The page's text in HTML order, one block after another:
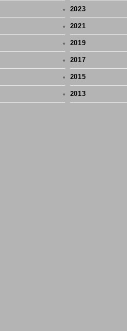
2023
2021
2019
2017
2015
2013